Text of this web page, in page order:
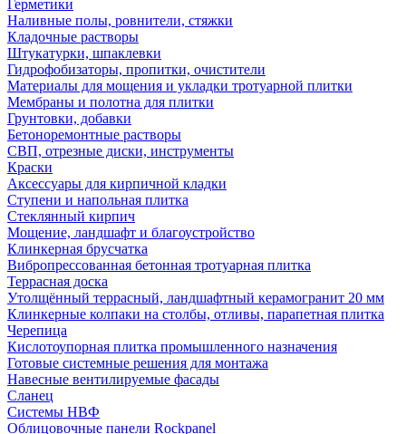
Герметики
Наливные полы, ровнители, стяжки
Кладочные растворы
Штукатурки, шпаклевки
Гидрофобизаторы, пропитки, очистители
Материалы для мощения и укладки тротуарной плитки
Мембраны и полотна для плитки
Грунтовки, добавки
Бетоноремонтные растворы
СВП, отрезные диски, инструменты
Краски
Аксессуары для кирпичной кладки
Ступени и напольная плитка
Cтеклянный кирпич
Мощение, ландшафт и благоустройство
Клинкерная брусчатка
Вибропрессованная бетонная тротуарная плитка
Террасная доска
Утолщённый террасный, ландшафтный керамогранит 20 мм
Клинкерные колпаки на столбы, отливы, парапетная плитка
Черепица
Кислотоупорная плитка промышленного назначения
Готовые системные решения для монтажа
Навесные вентилируемые фасады
Сланец
Системы НВФ
Облицовочные панели Rockpanel